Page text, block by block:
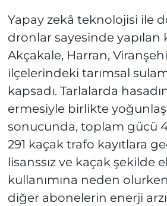
Yapay zekâ teknolojisi ile
dronlar sayesinde yapılan
Akçakale, Harran,
ilçelerindeki tarımsal
kapsadı. Tarlalarda
ermesiyle birlikte
sonucunda, toplam gücü
291 kaçak trafo kayıtlara
lisanssız ve kaçak şekilde
kullanımına neden
diğer abonelerin enerji